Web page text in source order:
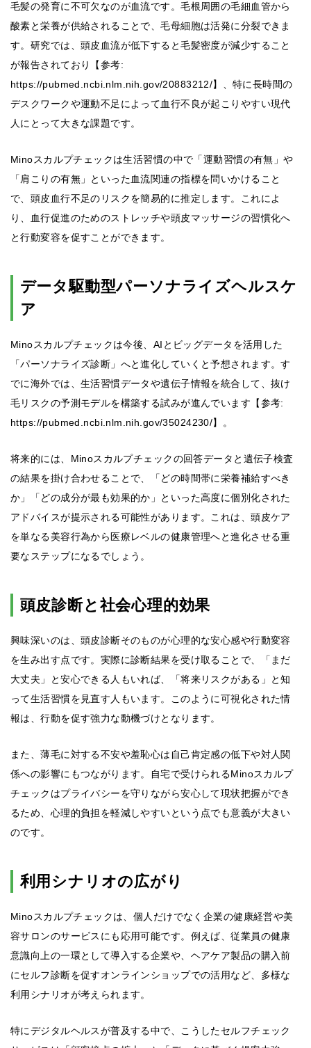
毛髪の発育に不可欠なのが血流です。毛根周囲の毛細血管から
酸素と栄養が供給されることで、毛母細胞は活発に分裂できま
す。研究では、頭皮血流が低下すると毛髪密度が減少すること
が報告されており【参考:
https://pubmed.ncbi.nlm.nih.gov/20883212/】、特に長時間の
デスクワークや運動不足によって血行不良が起こりやすい現代
人にとって大きな課題です。
Minoスカルプチェックは生活習慣の中で「運動習慣の有無」や
「肩こりの有無」といった血流関連の指標を問いかけること
で、頭皮血行不足のリスクを簡易的に推定します。これによ
り、血行促進のためのストレッチや頭皮マッサージの習慣化へ
と行動変容を促すことができます。
データ駆動型パーソナライズヘルスケ
ア
Minoスカルプチェックは今後、AIとビッグデータを活用した
「パーソナライズ診断」へと進化していくと予想されます。す
でに海外では、生活習慣データや遺伝子情報を統合して、抜け
毛リスクの予測モデルを構築する試みが進んでいます【参考:
https://pubmed.ncbi.nlm.nih.gov/35024230/】。
将来的には、Minoスカルプチェックの回答データと遺伝子検査
の結果を掛け合わせることで、「どの時間帯に栄養補給すべき
か」「どの成分が最も効果的か」といった高度に個別化された
アドバイスが提示される可能性があります。これは、頭皮ケア
を単なる美容行為から医療レベルの健康管理へと進化させる重
要なステップになるでしょう。
頭皮診断と社会心理的効果
興味深いのは、頭皮診断そのものが心理的な安心感や行動変容
を生み出す点です。実際に診断結果を受け取ることで、「まだ
大丈夫」と安心できる人もいれば、「将来リスクがある」と知
って生活習慣を見直す人もいます。このように可視化された情
報は、行動を促す強力な動機づけとなります。
また、薄毛に対する不安や羞恥心は自己肯定感の低下や対人関
係への影響にもつながります。自宅で受けられるMinoスカルプ
チェックはプライバシーを守りながら安心して現状把握ができ
るため、心理的負担を軽減しやすいという点でも意義が大きい
のです。
利用シナリオの広がり
Minoスカルプチェックは、個人だけでなく企業の健康経営や美
容サロンのサービスにも応用可能です。例えば、従業員の健康
意識向上の一環として導入する企業や、ヘアケア製品の購入前
にセルフ診断を促すオンラインショップでの活用など、多様な
利用シナリオが考えられます。
特にデジタルヘルスが普及する中で、こうしたセルフチェック